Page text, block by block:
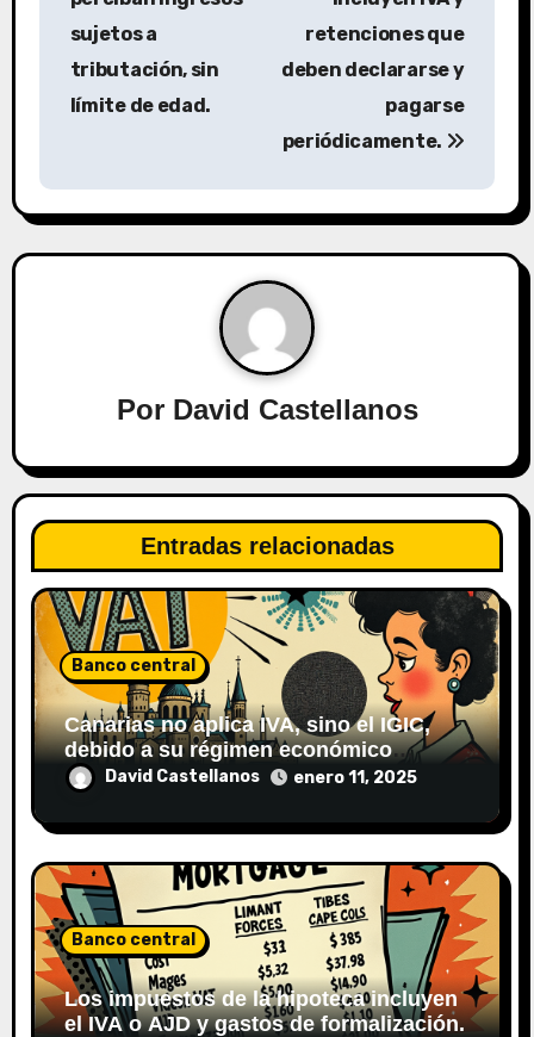
c
i
e
n
t
r
a
d
s
sujetos a
tributación, sin
límite de edad.
retenciones que
deben declararse y
pagarse
periódicamente.
Por David Castellanos
Entradas relacionadas
Banco central
Canarias no aplica IVA, sino el IGIC,
debido a su régimen económico
especial.David Castellanos enero 11, 2025
Banco central
Los impuestos de la hipoteca incluyen
el IVA o AJD y gastos de formalización.